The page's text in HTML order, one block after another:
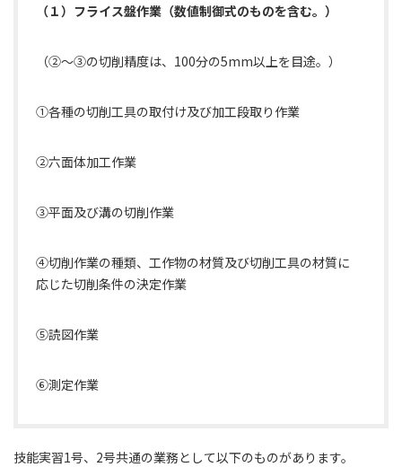
（１）フライス盤作業（数値制御式のものを含む。）
（②～③の切削精度は、100分の5mm以上を目途。）
①各種の切削工具の取付け及び加工段取り作業
②六面体加工作業
③平面及び溝の切削作業
④切削作業の種類、工作物の材質及び切削工具の材質に
応じた切削条件の決定作業
⑤読図作業
⑥測定作業
技能実習1号、2号共通の業務として以下のものがあります。